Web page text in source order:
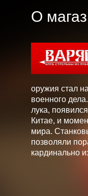
О
оружия стал
военного
лука,
Китае, и
мира.
позволяли
кардинально